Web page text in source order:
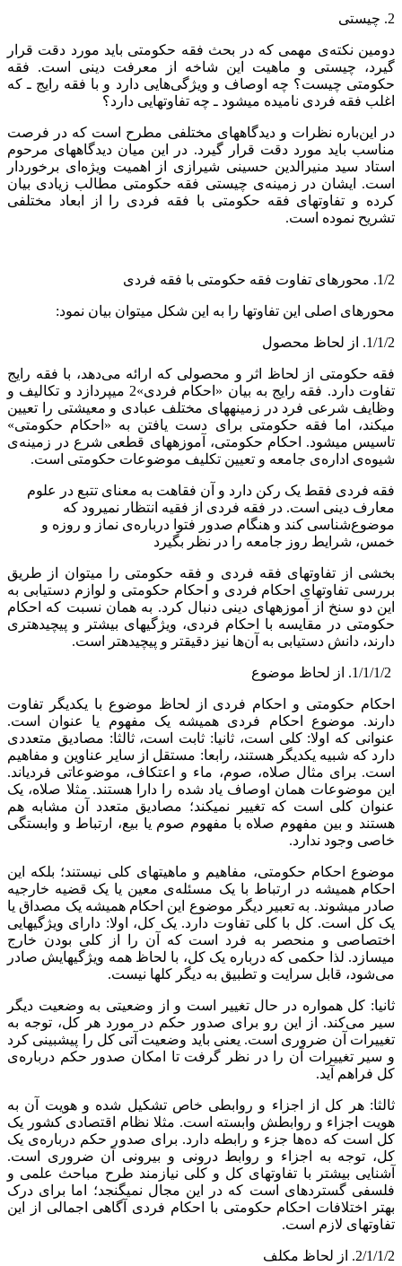
2. چیستی
دومین نکته‌ی مهمی که در بحث فقه حکومتی باید مورد دقت قرار
گیرد، چیستی و ماهیت این شاخه از معرفت دینی است. فقه
حکومتی چیست؟ چه اوصاف و ویژگی‌هایی دارد و با فقه رایج ـ که
اغلب فقه فردی نامیده می‏شود ـ چه تفاوت‏هایی دارد؟
در این‌باره نظرات و دیدگاه‏های مختلفی مطرح است که در فرصت
مناسب باید مورد دقت قرار گیرد. در این میان دیدگاه‏های مرحوم
استاد سید منیرالدین حسینی شیرازی از اهمیت ویژه‌ای برخوردار
است. ایشان در زمینه‌ی چیستی فقه حکومتی مطالب زیادی بیان
کرده و تفاوت‏های فقه حکومتی با فقه فردی را از ابعاد مختلفی
تشریح نموده است.
1/2. محورهای تفاوت فقه حکومتی با فقه فردی
محورهای اصلی این تفاوت‏ها را به این شکل می‏توان بیان نمود:
1/1/2. از لحاظ محصول
فقه حکومتی از لحاظ اثر و محصولی که ارائه می‏‌دهد، با فقه رایج
تفاوت دارد. فقه رایج به بیان «احکام فردی»2 می‏پردازد و تکالیف و
وظایف شرعی فرد در زمینه‏های مختلف عبادی و معیشتی را تعیین
می‏کند، اما فقه حکومتی برای دست یافتن به «احکام حکومتی»
تاسیس می‏شود. احکام حکومتی، آموزه‏های قطعی شرع در زمینه‌ی
شیوه‌ی اداره‌ی جامعه و تعیین تکلیف موضوعات حکومتی است.
فقه فردی فقط یک رکن دارد و آن فقاهت به معنای تتبع در علوم
معارف دینی است. در فقه فردی از فقیه انتظار نمی‏رود که
موضوع‌شناسی کند و هنگام صدور فتوا درباره‌ی نماز و روزه و
خمس، شرایط روز جامعه را در نظر بگیرد
بخشی از تفاوت‏های فقه فردی و فقه حکومتی را می‏توان از طریق
بررسی تفاوت‏های احکام فردی و احکام حکومتی و لوازم دست‏یابی به
این دو سنخ از آموزه‏های دینی دنبال کرد. به همان نسبت که احکام
حکومتی در مقایسه با احکام فردی، ویژگی‏های بیشتر و پیچیده‏تری
دارند، دانش دست‏یابی به آن‌ها نیز دقیق‏تر و پیچیده‏تر است.
احکام حکومتی و احکام فردی از لحاظ موضوع با یکدیگر تفاوت
دارند. موضوع احکام فردی همیشه یک مفهوم یا عنوان است.
عنوانی که اولا: کلی است، ثانیا: ثابت است، ثالثا: مصادیق متعددی
دارد که شبیه یکدیگر هستند، رابعا: مستقل از سایر عناوین و مفاهیم
است. برای مثال صلاه، صوم، ماء و اعتکاف، موضوعاتی فردی‏اند.
این موضوعات همان اوصاف یاد شده را دارا هستند. مثلا صلاه، یک
عنوان کلی است که تغییر نمی‏کند؛ مصادیق متعدد آن مشابه هم
هستند و بین مفهوم صلاه با مفهوم صوم یا بیع، ارتباط و وابستگی
خاصی وجود ندارد.
موضوع احکام حکومتی، مفاهیم و ماهیت‏های کلی نیستند؛ بلکه این
احکام همیشه در ارتباط با یک مسئله‌ی معین یا یک قضیه خارجیه
صادر می‏شوند. به تعبیر دیگر موضوع این احکام همیشه یک مصداق یا
یک کل است. کل با کلی تفاوت دارد. یک کل، اولا: دارای ویژگی‏هایی
اختصاصی و منحصر به فرد است که آن را از کلی بودن خارج
می‏سازد. لذا حکمی که درباره یک کل، با لحاظ همه ویژگی‏هایش صادر
می‌شود، قابل سرایت و تطبیق به دیگر کل‏ها نیست.
ثانیا: کل همواره در حال تغییر است و از وضعیتی به وضعیت دیگر
سیر می‌کند. از این رو برای صدور حکم در مورد هر کل، توجه به
تغییرات آن ضروری است. یعنی باید وضعیت آتی کل را پیش‏بینی کرد
و سیر تغییرات آن را در نظر گرفت تا امکان صدور حکم درباره‌ی
کل فراهم آید.
ثالثا: هر کل از اجزاء و روابطی خاص تشکیل شده و هویت آن به
هویت اجزاء و روابطش وابسته است. مثلا نظام اقتصادی کشور یک
کل است که ده‌ها جزء و رابطه دارد. برای صدور حکم درباره‌ی یک
کل، توجه به اجزاء و روابط درونی و بیرونی آن ضروری است.
آشنایی بیشتر با تفاوت‏های کل و کلی نیازمند طرح مباحث علمی و
فلسفی گسترده‏ای است که در این مجال نمی‏گنجد؛ اما برای درک
بهتر اختلافات احکام حکومتی با احکام فردی آگاهی اجمالی از این
تفاوت‏های لازم است.
2/1/1/2. از لحاظ مکلف